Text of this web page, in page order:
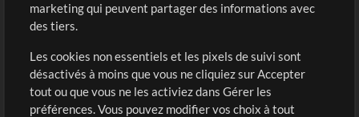
Contenu gratuit
Demander les pistes
Extras
Sessions
S'inscrire
marketing qui peuvent partager des informations avec
des tiers.
Les cookies non essentiels et les pixels de suivi sont
désactivés à moins que vous ne cliquiez sur Accepter
tout ou que vous ne les activiez dans Gérer les
préférences. Vous pouvez modifier vos choix à tout